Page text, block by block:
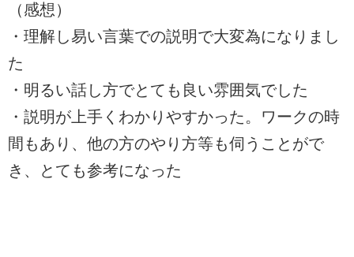
（感想）
・理解し易い言葉での説明で大変為になりまし
た
・明るい話し方でとても良い雰囲気でした
・説明が上手くわかりやすかった。ワークの時
間もあり、他の方のやり方等も伺うことがで
き、とても参考になった